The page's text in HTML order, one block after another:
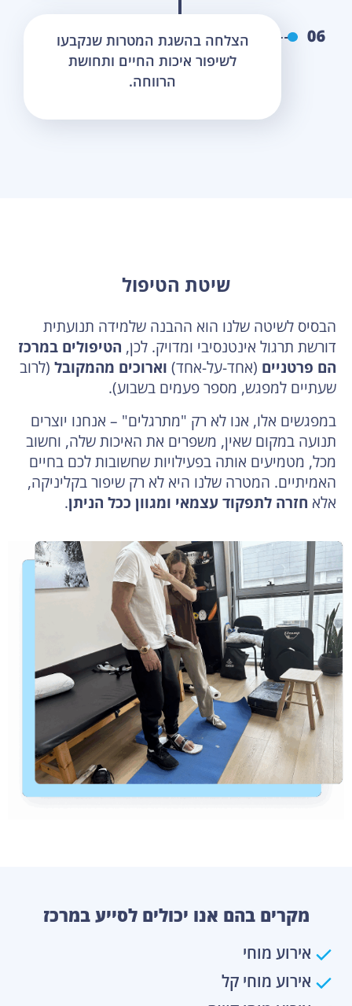
הצלחה בהשגת המטרות שנקבעו
לשיפור איכות החיים ותחושת
הרווחה.
שיטת הטיפול
הבסיס לשיטה שלנו הוא ההבנה שלמידה תנועתית
דורשת תרגול אינטנסיבי ומדויק. לכן, הטיפולים במרכז
הם פרטניים (אחד-על-אחד) וארוכים מהמקובל (לרוב
שעתיים למפגש, מספר פעמים בשבוע).
במפגשים אלו, אנו לא רק "מתרגלים" – אנחנו יוצרים
תנועה במקום שאין, משפרים את האיכות שלה, וחשוב
מכל, מטמיעים אותה בפעילויות שחשובות לכם בחיים
האמיתיים. המטרה שלנו היא לא רק שיפור בקליניקה,
אלא חזרה לתפקוד עצמאי ומגוון ככל הניתן.
מקרים בהם אנו יכולים לסייע במרכז
אירוע מוחי
אירוע מוחי קל